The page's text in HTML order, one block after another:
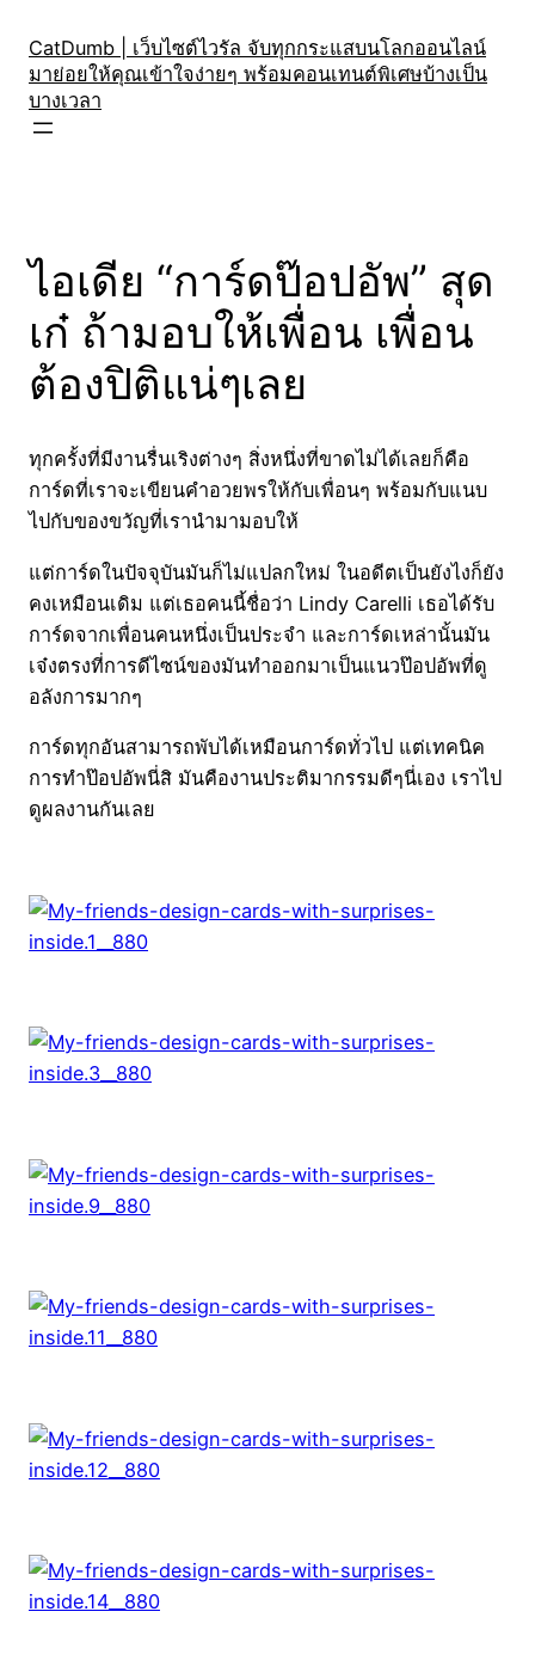
content
CatDumb | เว็บไซต์ไวรัล จับทุกกระแสบนโลกออนไลน์
มาย่อยให้คุณเข้าใจง่ายๆ พร้อมคอนเทนต์พิเศษบ้างเป็น
บางเวลา
ไอเดีย “การ์ดป๊อปอัพ” สุด
เก๋ ถ้ามอบให้เพื่อน เพื่อน
ต้องปิติแน่ๆเลย
ทุกครั้งที่มีงานรื่นเริงต่างๆ สิ่งหนึ่งที่ขาดไม่ได้เลยก็คือ
การ์ดที่เราจะเขียนคำอวยพรให้กับเพื่อนๆ พร้อมกับแนบ
ไปกับของขวัญที่เรานำมามอบให้
แต่การ์ดในปัจจุบันมันก็ไม่แปลกใหม่ ในอดีตเป็นยังไงก็ยัง
คงเหมือนเดิม แต่เธอคนนี้ชื่อว่า Lindy Carelli เธอได้รับ
การ์ดจากเพื่อนคนหนึ่งเป็นประจำ และการ์ดเหล่านั้นมัน
เจ๋งตรงที่การดีไซน์ของมันทำออกมาเป็นแนวป๊อปอัพที่ดู
อลังการมากๆ
การ์ดทุกอันสามารถพับได้เหมือนการ์ดทั่วไป แต่เทคนิค
การทำป๊อปอัพนี่สิ มันคืองานประติมากรรมดีๆนี่เอง เราไป
ดูผลงานกันเลย